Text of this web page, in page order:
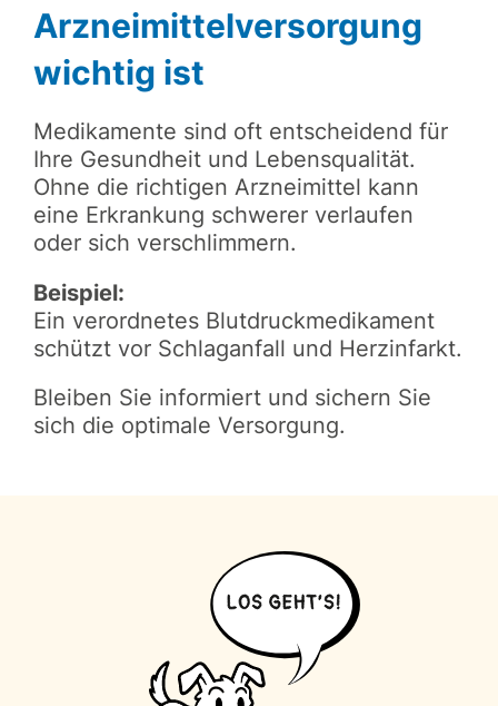
Arzneimittelversorgung
wichtig ist
Medikamente sind oft entscheidend für
Ihre Gesundheit und Lebensqualität.
Ohne die richtigen Arzneimittel kann
eine Erkrankung schwerer verlaufen
oder sich verschlimmern.
Beispiel:
Ein verordnetes Blutdruckmedikament
schützt vor Schlaganfall und Herzinfarkt.
Bleiben Sie informiert und sichern Sie
sich die optimale Versorgung.